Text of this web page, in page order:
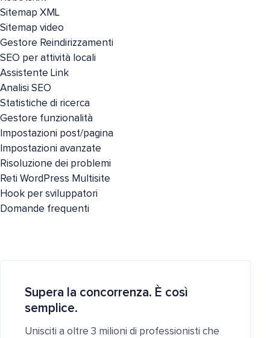
Sitemap XML
Sitemap video
Gestore Reindirizzamenti
SEO per attività locali
Assistente Link
Analisi SEO
Statistiche di ricerca
Gestore funzionalità
Impostazioni post/pagina
Impostazioni avanzate
Risoluzione dei problemi
Reti WordPress Multisite
Hook per sviluppatori
Domande frequenti
Supera la concorrenza. È così
semplice.
Unisciti a oltre 3 milioni di professionisti che